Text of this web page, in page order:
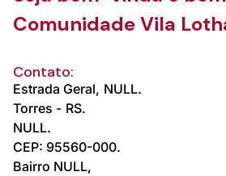
Comunidade Vila
Contato:
Estrada Geral, NULL.
Torres - RS.
NULL.
CEP: 95560-000.
Bairro NULL,